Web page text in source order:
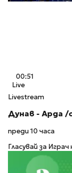
00:51
Live
Livestream
Дунав - Арда /
преди 10 часа
Гласувай за